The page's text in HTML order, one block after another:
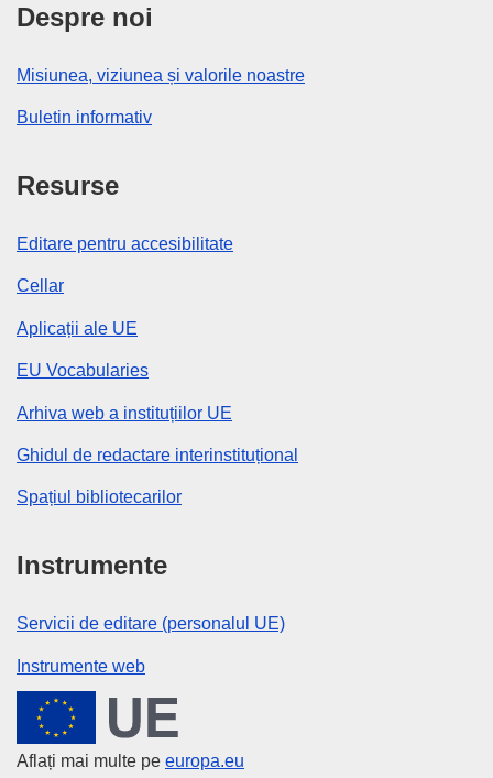
Despre noi
Misiunea, viziunea și valorile noastre
Buletin informativ
Resurse
Editare pentru accesibilitate
Cellar
Aplicații ale UE
EU Vocabularies
Arhiva web a instituțiilor UE
Ghidul de redactare interinstituțional
Spațiul bibliotecarilor
Instrumente
Servicii de editare (personalul UE)
Instrumente web
Uniunea Europeană
Aflați mai multe pe europa.eu